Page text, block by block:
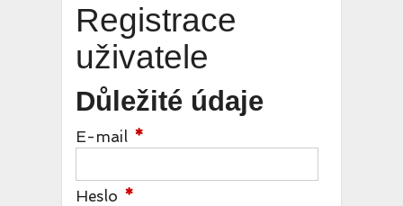
Registrace
uživatele
Důležité údaje
E-mail
Heslo